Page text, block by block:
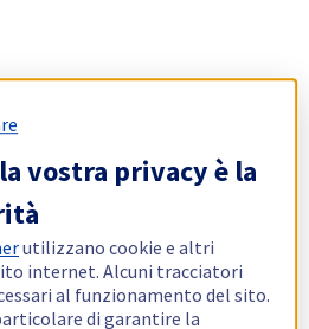
vostra privacy è la
utilizzano cookie e altri
internet. Alcuni tracciatori
al funzionamento del sito.
di garantire la